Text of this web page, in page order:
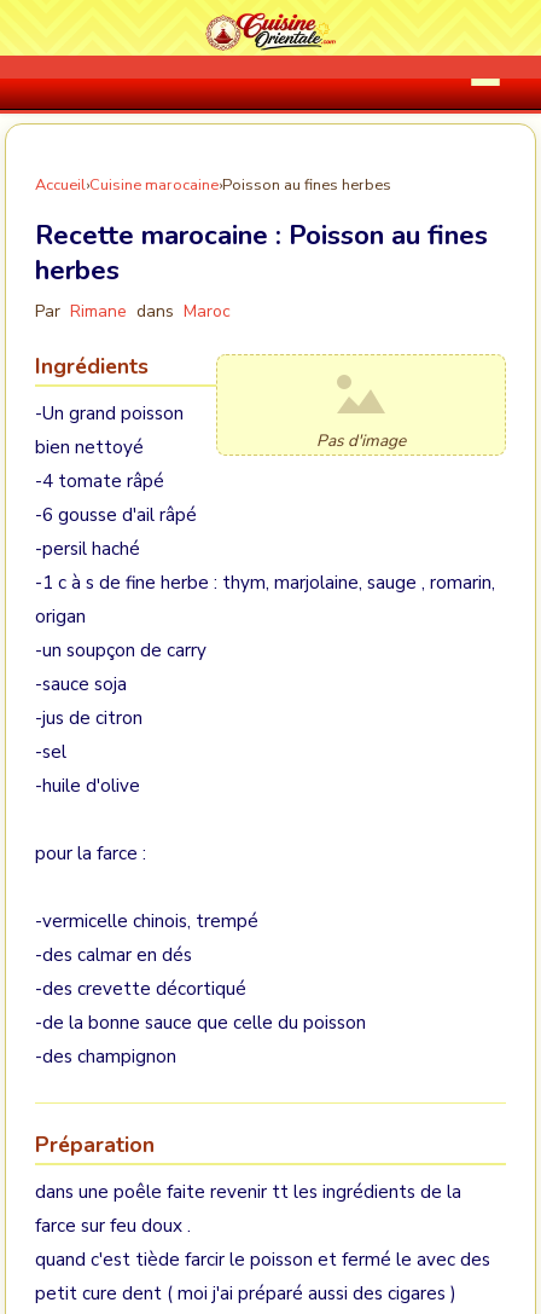
Accueil›Cuisine marocaine›Poisson au fines herbes
Recette marocaine : Poisson au fines
herbes
Par Rimane dans Maroc
Pas d'image
Ingrédients
-Un grand poisson
bien nettoyé
-4 tomate râpé
-6 gousse d'ail râpé
-persil haché
-1 c à s de fine herbe : thym, marjolaine, sauge , romarin,
origan
-un soupçon de carry
-sauce soja
-jus de citron
-sel
-huile d'olive
pour la farce :
-vermicelle chinois, trempé
-des calmar en dés
-des crevette décortiqué
-de la bonne sauce que celle du poisson
-des champignon
Préparation
dans une poêle faite revenir tt les ingrédients de la
farce sur feu doux .
quand c'est tiède farcir le poisson et fermé le avec des
petit cure dent ( moi j'ai préparé aussi des cigares )